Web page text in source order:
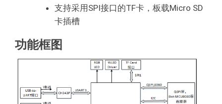
支持采用SPI接口的TF卡，板载Micro SD
卡插槽
功能框图